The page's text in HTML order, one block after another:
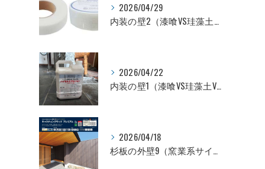
2026/04/29
内装の壁2（漆喰VS珪藻土VSビニールクロス 価格比較編）
2026/04/22
内装の壁1（漆喰VS珪藻土VSビニールクロス 性能比較編）
2026/04/18
杉板の外壁9（窯業系サイディングVS杉板 価格比較編）